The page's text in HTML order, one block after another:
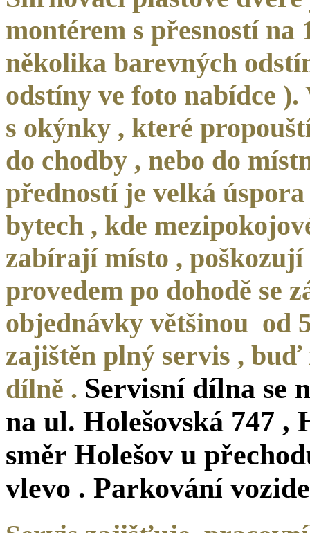
montérem s přesností na
několika barevných
odstíny ve foto nabídce
s okýnky , které
do chodby , nebo do
předností je velká
bytech , kde
zabírají místo ,
provedem po dohodě se
objednávky většinou od
zajištěn plný servis , buď
dílně . Servisní dílna se
na ul. Holešovská 747
směr Holešov u
vlevo . Parkování